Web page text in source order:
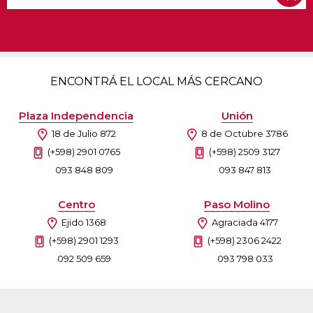
ENCONTRÁ EL LOCAL MÁS CERCANO
Plaza Independencia
18 de Julio 872
(+598) 2901 0765
093 848 809
Unión
8 de Octubre 3786
(+598) 2509 3127
093 847 813
Centro
Ejido 1368
(+598) 2901 1293
092 509 659
Paso Molino
Agraciada 4177
(+598) 2306 2422
093 798 033